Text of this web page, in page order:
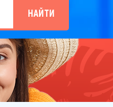
НАЙТИ